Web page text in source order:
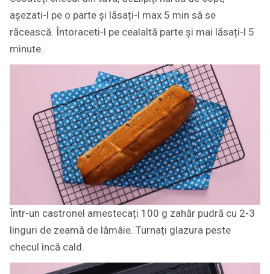
așezati-l pe o parte și lăsați-l max 5 min să se
răcească. Întoraceti-l pe cealaltă parte și mai lăsați-l 5
minute.
Într-un castronel amestecați 100 g zahăr pudră cu 2-3
linguri de zeamă de lămâie. Turnați glazura peste
checul încă cald.